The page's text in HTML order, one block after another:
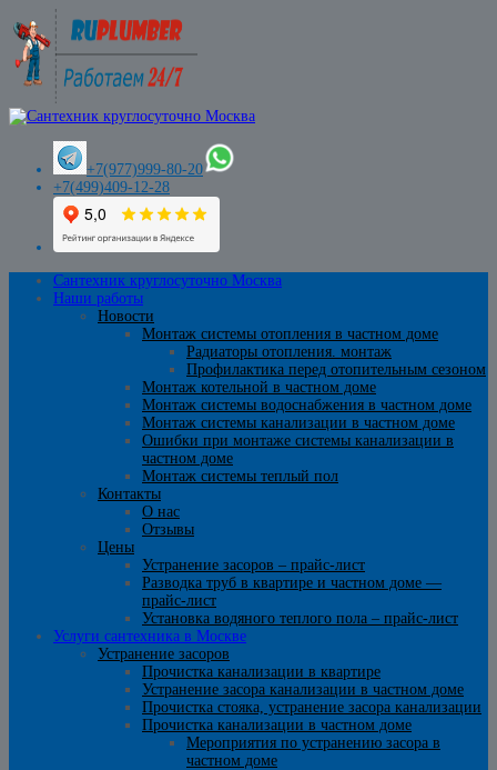
+7(977)999-80-20
+7(499)409-12-28
Сантехник круглосуточно Москва
Наши работы
Новости
Монтаж системы отопления в частном доме
Радиаторы отопления. монтаж
Профилактика перед отопительным сезоном
Монтаж котельной в частном доме
Монтаж системы водоснабжения в частном доме
Монтаж системы канализации в частном доме
Ошибки при монтаже системы канализации в
частном доме
Монтаж системы теплый пол
Контакты
О нас
Отзывы
Цены
Устранение засоров – прайс-лист
Разводка труб в квартире и частном доме —
прайс-лист
Установка водяного теплого пола – прайс-лист
Услуги сантехника в Москве
Устранение засоров
Прочистка канализации в квартире
Устранение засора канализации в частном доме
Прочистка стояка, устранение засора канализации
Прочистка канализации в частном доме
Мероприятия по устранению засора в
частном доме